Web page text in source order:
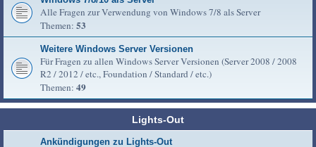
Alle Fragen zur Verwendung von Windows 7/8 als Server
Themen: 53
Weitere Windows Server Versionen
Für Fragen zu allen Windows Server Versionen (Server 2008 / 2008
R2 / 2012 / etc., Foundation / Standard / etc.)
Themen: 49
Lights-Out
Ankündigungen zu Lights-Out